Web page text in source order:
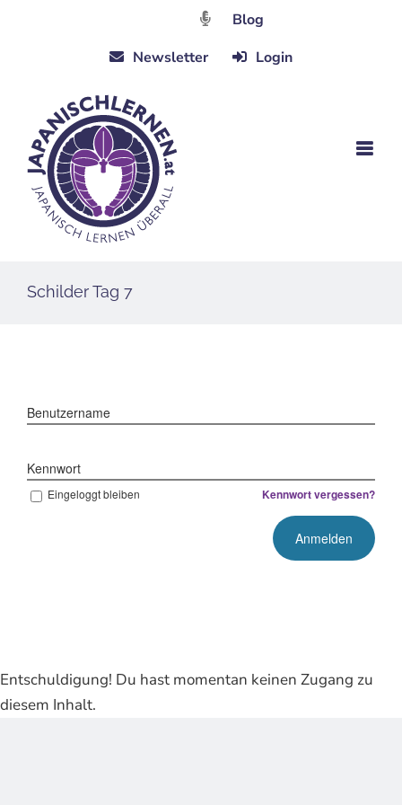
Blog
Newsletter
Login
Schilder Tag 7
Benutzername
Kennwort
Eingeloggt bleiben Kennwort vergessen?
Entschuldigung! Du hast momentan keinen Zugang zu
diesem Inhalt.